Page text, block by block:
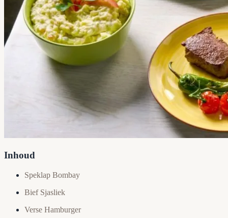
Inhoud
Speklap Bombay
Bief Sjasliek
Verse Hamburger